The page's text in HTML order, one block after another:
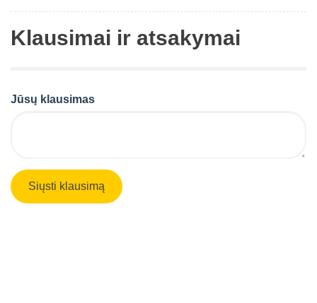
Klausimai ir atsakymai
Jūsų klausimas